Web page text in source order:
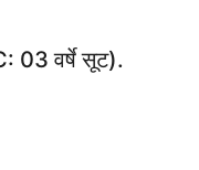
03 वर्षे सूट).